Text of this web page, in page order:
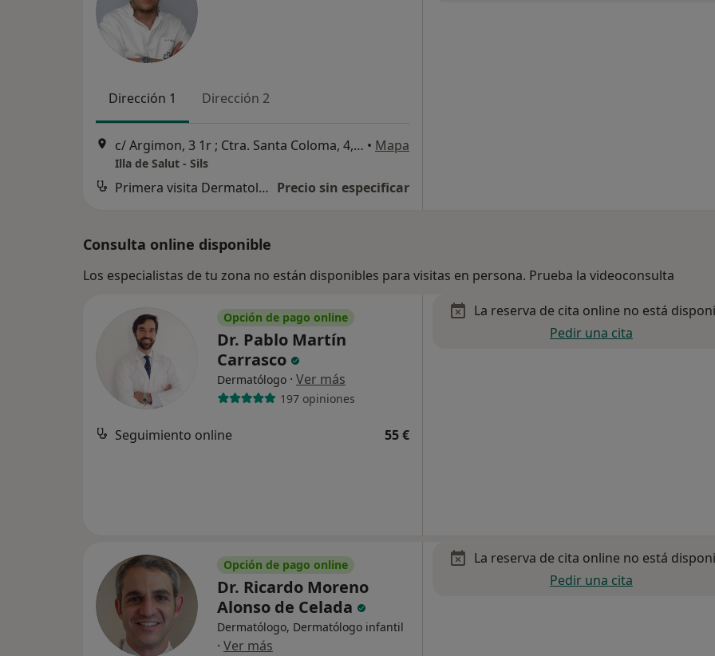
Dirección 1 Dirección 2
c/ Argimon, 3 1r ; Ctra. Santa Coloma, 4, Sils • Mapa
Illa de Salut - Sils
Primera visita Dermatología Precio sin especificar
Consulta online disponible
Los especialistas de tu zona no están disponibles para visitas en persona. Prueba la videoconsulta
Opción de pago online
Dr. Pablo Martín
Carrasco
Dermatólogo · Ver más
197 opiniones
Seguimiento online 55 €
La reserva de cita online no está
Pedir una cita
Opción de pago online
Dr. Ricardo Moreno
Alonso de Celada
Dermatólogo, Dermatólogo infantil
· Ver más
La reserva de cita online no está
Pedir una cita